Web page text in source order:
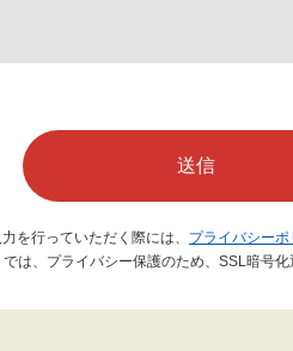
送信
を行っていただく際には、 プライバシーポ
では、プライバシー保護のため、SSL暗号化